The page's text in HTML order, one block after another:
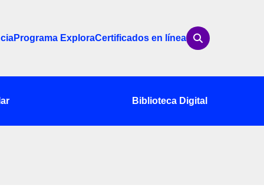
Programa ExploraCertificados en línea
Biblioteca Digital